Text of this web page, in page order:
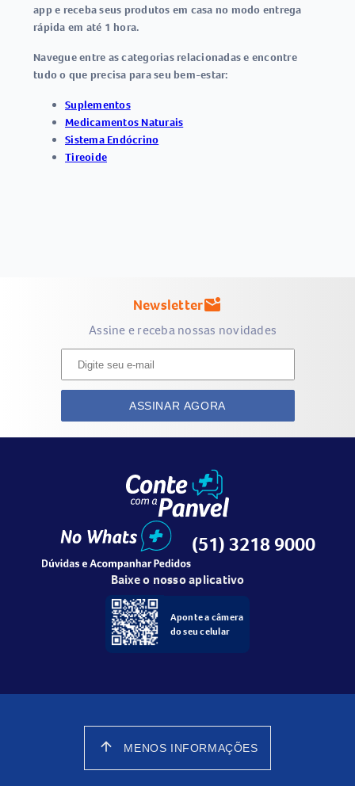
app e receba seus produtos em casa no modo entrega
rápida em até 1 hora.
Navegue entre as categorias relacionadas e encontre
tudo o que precisa para seu bem-estar:
Suplementos
Medicamentos Naturais
Sistema Endócrino
Tireoide
Newslettermark_email_unread
Assine e receba nossas novidades
ASSINAR AGORA
(51) 3218 9000
Baixe o nosso aplicativo
Aponte a câmera
do seu celular
arrow_upward MENOS INFORMAÇÕES